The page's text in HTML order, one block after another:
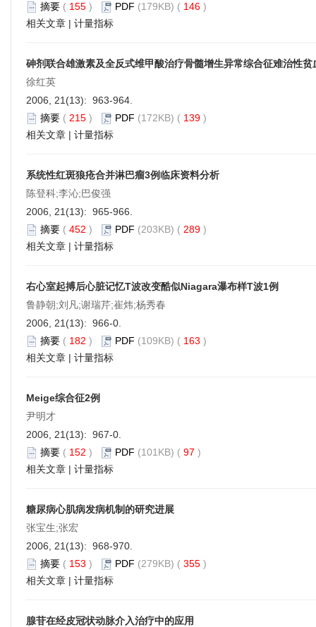
摘要 ( 155 ) PDF (179KB) ( 146 )
相关文章 | 计量指标
砷剂联合雄激素及全反式维甲酸治疗骨髓增生异常综合征难治性贫
徐红英
2006, 21(13): 963-964.
摘要 ( 215 ) PDF (172KB) ( 139 )
相关文章 | 计量指标
系统性红斑狼疮合并淋巴瘤3例临床资料分析
陈登科;李沁;巴俊强
2006, 21(13): 965-966.
摘要 ( 452 ) PDF (203KB) ( 289 )
相关文章 | 计量指标
右心室起搏后心脏记忆T波改变酷似Niagara瀑布样T波1例
鲁静朝;刘凡;谢瑞芹;崔炜;杨秀春
2006, 21(13): 966-0.
摘要 ( 182 ) PDF (109KB) ( 163 )
相关文章 | 计量指标
Meige综合征2例
尹明才
2006, 21(13): 967-0.
摘要 ( 152 ) PDF (101KB) ( 97 )
相关文章 | 计量指标
糖尿病心肌病发病机制的研究进展
张宝生;张宏
2006, 21(13): 968-970.
摘要 ( 153 ) PDF (279KB) ( 355 )
相关文章 | 计量指标
腺苷在经皮冠状动脉介入治疗中的应用